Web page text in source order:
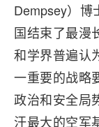
Dempsey）博
国结束了最漫
和学界普遍认
一重要的战略
政治和安全局
汗最大的空军